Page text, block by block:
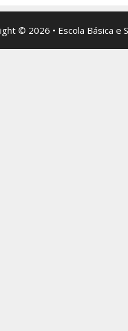
© 2026 • Escola Básica e